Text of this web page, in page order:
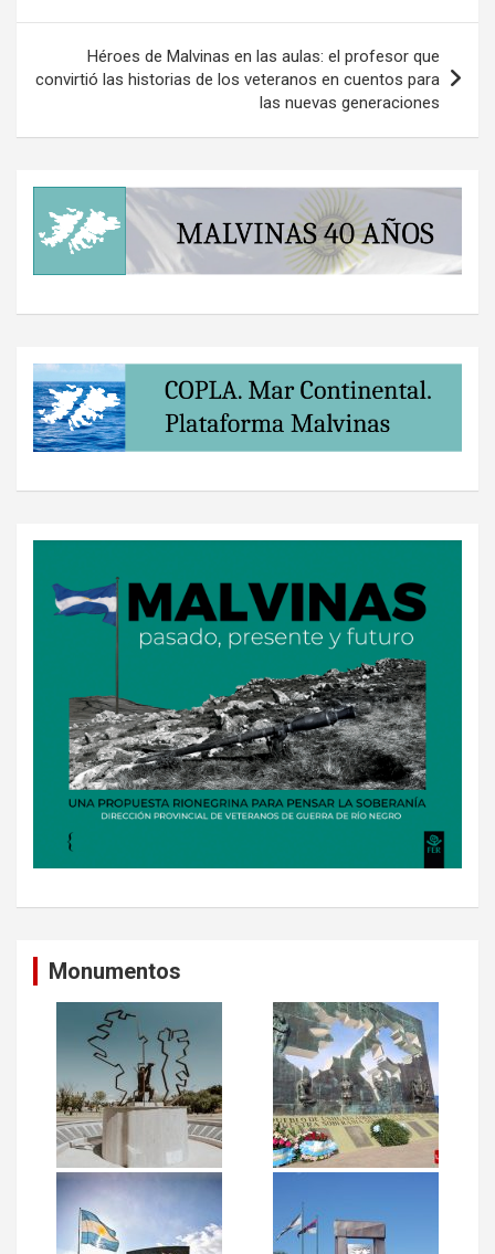
entradas
Héroes de Malvinas en las aulas: el profesor que
convirtió las historias de los veteranos en cuentos para
las nuevas generaciones
Monumentos